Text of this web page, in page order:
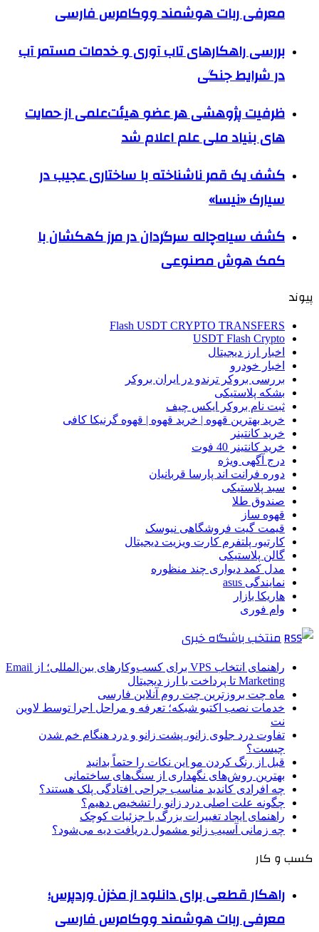
معرفی ربات هوشمند ووکامرس فارسی
بررسی راهکارهای تاب آوری و خدمات مستمر آب
در شرایط جنگی
ظرفیت پژوهشی هر عضو هیئت‌علمی از حمایت
های بنیاد ملی علم اعلام شد
کشف یک قمر ناشناخته با ساختاری عجیب در
سیارک «نیسا»
کشف سیاه‌چاله سرگردان در مرز کهکشان با
کمک هوش مصنوعی
پیوند
Flash USDT CRYPTO TRANSFERS
USDT Flash Crypto
اخبار ارز دیجیتال
اخبار خودرو
بررسی بروکر ترندو در ایران بروکر
بشکه پلاستیکی
ثبت نام بروکر ایکس چیف
خرید بهترین قهوه | خرید قهوه | قهوه گرنیکا کافی
خرید کانتینر
خرید کانتینر 40 فوت
درج آگهی ویژه
دوره فرانت اند پارسا قربانیان
سبد پلاستیکی
صندوق طلا
قهوه ساز
قیمت گیت فروشگاهی نیوسک
کارتیو، پلتفرم کارت ویزیت دیجیتال
گالن پلاستیکی
مدل کمد دیواری چند منظوره
نمایندگی asus
هاریکا بازار
وام فوری
منتخب باشگاه خبری
راهنمای انتخاب VPS برای کسب‌وکارهای بین‌المللی؛ از Email
Marketing تا پرداخت با ارز دیجیتال
ماه چت بروزترین چت روم آنلاین فارسی
خدمات نصب اکتیو شبکه؛ تعرفه و مراحل اجرا توسط لاوین
نت
تفاوت درد جلوی زانو، پشت زانو و درد هنگام خم شدن
چیست؟
قبل از رنگ کردن مو این نکات را حتماً بدانید
بهترین روش‌های نگهداری از سنگ‌های ساختمانی
چه افرادی کاندید مناسب جراحی افتادگی پلک هستند؟
چگونه علت اصلی درد زانو را تشخیص دهیم؟
راهنمای ایجاد تغییرات بزرگ با جزئیات کوچک
چه زمانی آسیب زانو مشمول دریافت دیه می‌شود؟
کسب و کار
راهکار قطعی برای دانلود از مخزن وردپرس؛
معرفی ربات هوشمند ووکامرس فارسی